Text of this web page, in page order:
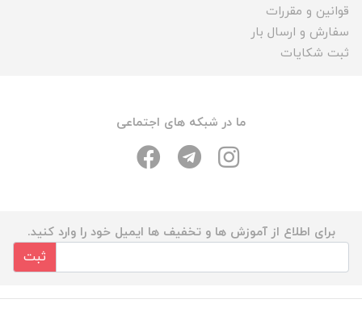
قوانین و مقررات
سفارش و ارسال بار
ثبت شکایات
ما در شبکه های اجتماعی
برای اطلاع از آموزش ها و تخفیف ها ایمیل خود را وارد کنید.
ثبت